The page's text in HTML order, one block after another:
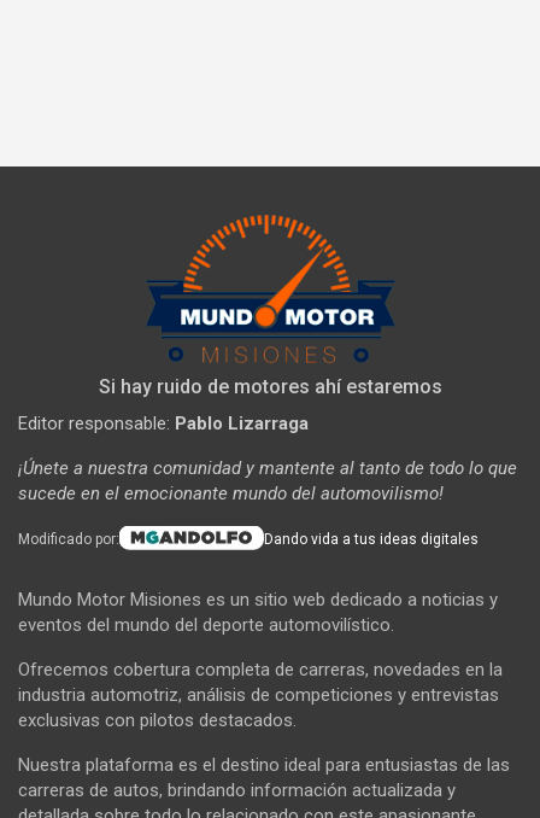
Si hay ruido de motores ahí estaremos
Editor responsable: Pablo Lizarraga
¡Únete a nuestra comunidad y mantente al tanto de todo lo que
sucede en el emocionante mundo del automovilismo!
Modificado por: Dando vida a tus ideas digitales
Mundo Motor Misiones es un sitio web dedicado a noticias y
eventos del mundo del deporte automovilístico.
Ofrecemos cobertura completa de carreras, novedades en la
industria automotriz, análisis de competiciones y entrevistas
exclusivas con pilotos destacados.
Nuestra plataforma es el destino ideal para entusiastas de las
carreras de autos, brindando información actualizada y